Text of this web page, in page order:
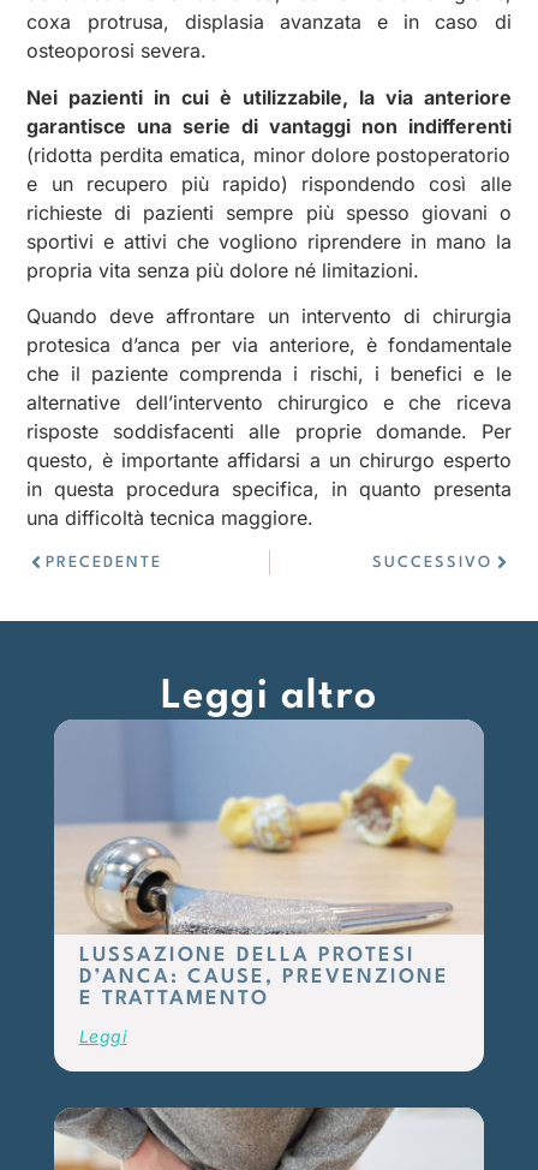
coxa protrusa, displasia avanzata e in caso di
osteoporosi severa.
Nei pazienti in cui è utilizzabile, la via anteriore
garantisce una serie di vantaggi non indifferenti
(ridotta perdita ematica, minor dolore postoperatorio
e un recupero più rapido) rispondendo così alle
richieste di pazienti sempre più spesso giovani o
sportivi e attivi che vogliono riprendere in mano la
propria vita senza più dolore né limitazioni.
Quando deve affrontare un intervento di chirurgia
protesica d’anca per via anteriore, è fondamentale
che il paziente comprenda i rischi, i benefici e le
alternative dell’intervento chirurgico e che riceva
risposte soddisfacenti alle proprie domande. Per
questo, è importante affidarsi a un chirurgo esperto
in questa procedura specifica, in quanto presenta
una difficoltà tecnica maggiore.
PRECEDENTE SUCCESSIVO
Leggi altro
LUSSAZIONE DELLA PROTESI
D’ANCA: CAUSE, PREVENZIONE
E TRATTAMENTO
Leggi